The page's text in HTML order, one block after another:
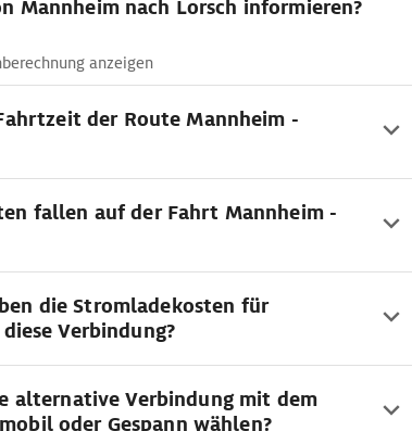
Mannheim nach Lorsch informieren?
anzeigen
der Route Mannheim -
fallen auf der Fahrt Mannheim -
die Stromladekosten für
Verbindung?
alternative Verbindung mit dem
oder Gespann wählen?